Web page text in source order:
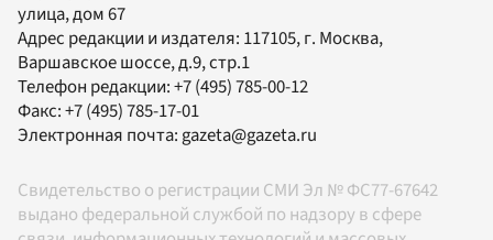
улица, дом 67
Адрес редакции и издателя: 117105, г. Москва,
Варшавское шоссе, д.9, стр.1
Телефон редакции:+7 (495) 785-00-12
Факс:+7 (495) 785-17-01
Электронная почта: gazeta@gazeta.ru
Свидетельство о регистрации СМИ Эл № ФС77-67642
выдано федеральной службой по надзору в сфере